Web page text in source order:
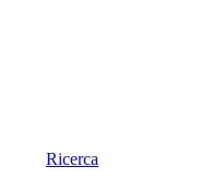
Ricerca